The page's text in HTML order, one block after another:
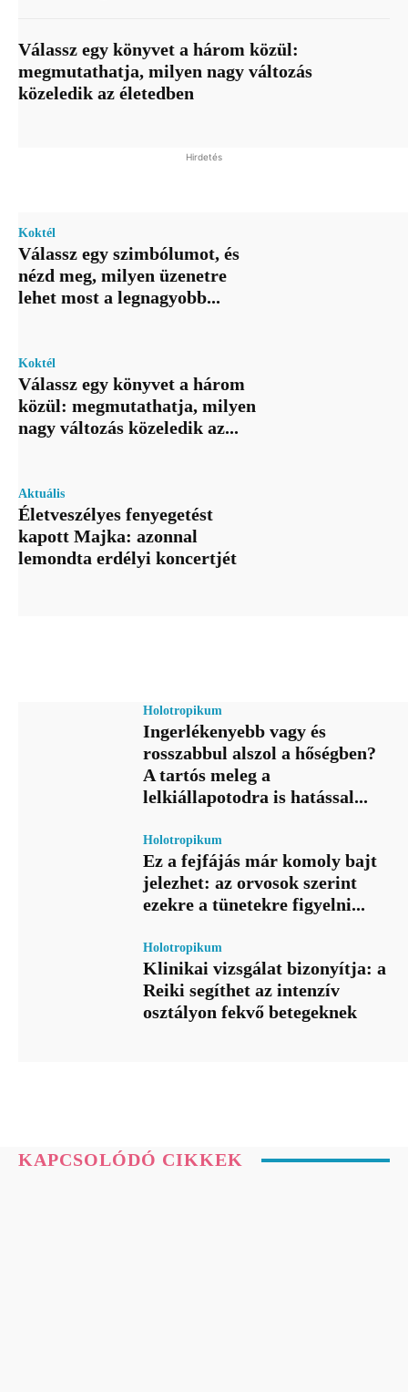
Válassz egy könyvet a három közül:
megmutathatja, milyen nagy változás
közeledik az életedben
Hirdetés
Koktél
Válassz egy szimbólumot, és
nézd meg, milyen üzenetre
lehet most a legnagyobb...
Koktél
Válassz egy könyvet a három
közül: megmutathatja, milyen
nagy változás közeledik az...
Aktuális
Életveszélyes fenyegetést
kapott Majka: azonnal
lemondta erdélyi koncertjét
Holotropikum
Ingerlékenyebb vagy és
rosszabbul alszol a hőségben?
A tartós meleg a
lelkiállapotodra is hatással...
Holotropikum
Ez a fejfájás már komoly bajt
jelezhet: az orvosok szerint
ezekre a tünetekre figyelni...
Holotropikum
Klinikai vizsgálat bizonyítja: a
Reiki segíthet az intenzív
osztályon fekvő betegeknek
KAPCSOLÓDÓ CIKKEK